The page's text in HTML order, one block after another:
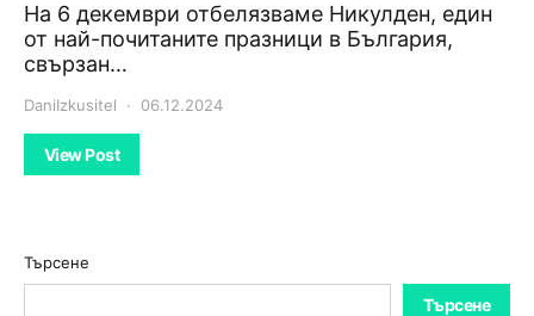
На 6 декември отбелязваме Никулден, един
от най-почитаните празници в България,
свързан…
DaniIzkusitel 06.12.2024
View Post
Търсене
Търсене